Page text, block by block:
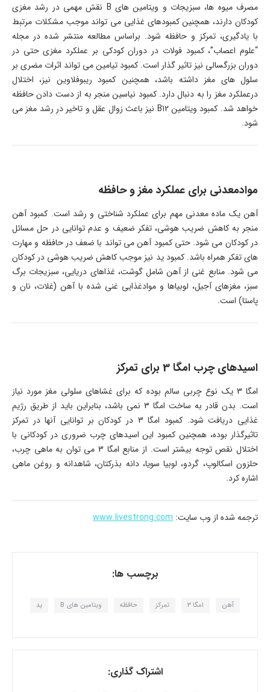
مصرف میوه ها، سبزیجات و ویتامین های B نقش مهمی در رشد مغزی
کودکان دارند، همچنین کمبودهای غذایی می تواند موجب مشکلات مرتبط
با یادگیری، تمرکز و حافظه شود. براساس مطالعه منتشر شده در مجله
“علوم اعصاب”، کمبود فولات در دوران کودکی بر عملکرد مغزی حتی در
دوران بزرگسالی نیز تاثیر گذار است. کمبود تیامین می تواند اثرات مضری بر
سلول های مغز داشته باشد، همچنین کمبود ریبوفلاوین نیز، اختلال
درعملکرد مغز را به دنبال دارد. کمبود نیاسین منجر به از دست دادن حافظه
خواهد شد. کمبود ویتامین B12 نیز باعث زوال عقل و تاخیر در رشد مغز می
شود.
موادمعدنی برای عملکرد مغز و حافظه
آهن یک ماده معدنی مهم برای عملکرد شناختی و رشد است. کمبود آهن
منجر به کاهش ضریب هوشی، تفکر ضعیف و عدم توانایی در حل مسائل
در کودکان می شود. حتی کمبود آهن می تواند با ضعف در حافظه و مهارت
های تفکر همراه باشد. کمبود ید نیز موجب کاهش ضریب هوشی در کودکان
می شود. منابع غنی از آهن شامل گوشت، غذاهای دریایی، سبزیجات برگ
سبز، مغزهای آجیل، لوبیاها و موادغذایی غنی شده با آهن (غلات، نان و
پاستا) است.
اسیدهای چرب امگا 3 برای تمرکز
امگا 3 یک نوع چربی سالم بوده که برای غشاهای سلولی مغز مورد نیاز
است. بدن قادر به ساخت امگا 3 نمی باشد، بنابراین باید از طریق رژیم
غذایی دریافت شود. کمبود امگا 3 در کودکان بر توانایی آنها در تمرکز
تاثیرگذار بوده، همچنین کمبود این اسیدهای چرب ضروری در کودکانی با
اختلال نقص توجه بیشتر است. از منابع امگا 3 می توان به ماهی چرب،
حلزون اسکالوپ، گردو، لوبیا سویا، دانه بذرکتان، شاهدانه و روغن ماهی
اشاره کرد.
ترجمه شده از وب سایت: www.livestrong.com
برچسب ها:
آهن امگا 3 تمرکز حافظه ویتامین های B ید
اشتراک گذاری: